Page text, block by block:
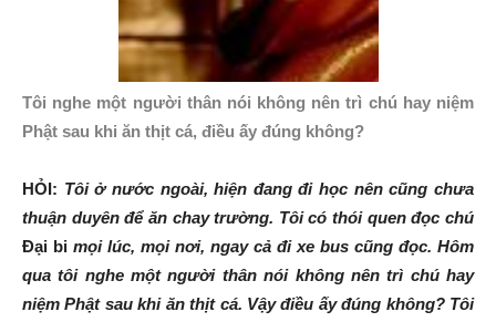
Tôi nghe một người thân nói không nên trì chú hay niệm
Phật sau khi ăn thịt cá, điều ấy đúng không?
HỎI: Tôi ở nước ngoài, hiện đang đi học nên cũng chưa
thuận duyên để ăn chay trường. Tôi có thói quen đọc chú
Đại bi mọi lúc, mọi nơi, ngay cả đi xe bus cũng đọc. Hôm
qua tôi nghe một người thân nói không nên trì chú hay
niệm Phật sau khi ăn thịt cá. Vậy điều ấy đúng không? Tôi